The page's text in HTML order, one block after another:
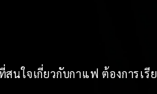
ใจเกี่ยวกับกาแฟ ต้องการเรี